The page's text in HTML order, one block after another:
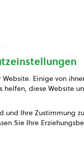
Einige von
helfen, diese Website
und Ihre Zustimmung
Sie Ihre